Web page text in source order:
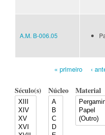
A.M. B-006.05
« primeiro ‹
Século(s) Núcleo Material